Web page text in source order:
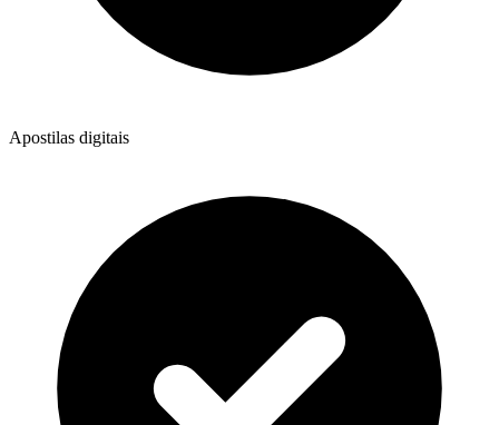
Apostilas digitais